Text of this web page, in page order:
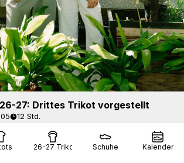
26-27 Trikots Schuhe Kalender
26-27: Drittes Trikot vorgestellt
12 Std.